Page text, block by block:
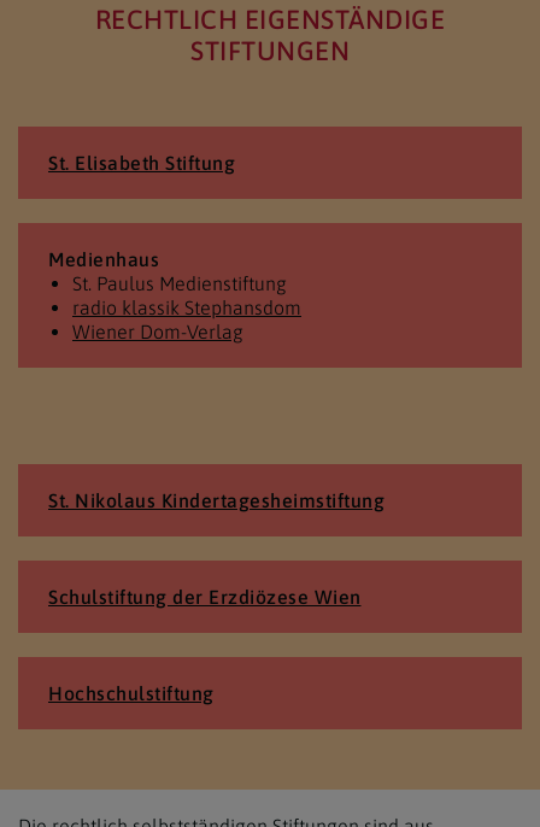
RECHTLICH EIGENSTÄNDIGE
STIFTUNGEN
St. Elisabeth Stiftung
Medienhaus
St. Paulus Medienstiftung
radio klassik Stephansdom
Wiener Dom-Verlag
St. Nikolaus Kinder­tagesheim­stiftung
Schulstiftung der Erzdiözese Wien
Hochschulstiftung